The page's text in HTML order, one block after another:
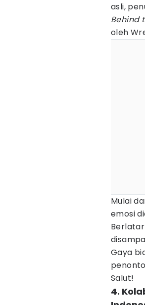
asli,
Behind
oleh
Mulai
emosi
Gaya
Salut!
4.